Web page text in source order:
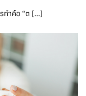
ทำคือ “ต […]